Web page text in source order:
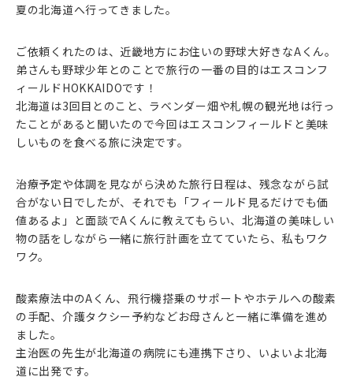
夏の北海道へ行ってきました。
ご依頼くれたのは、近畿地方にお住いの野球大好きなAくん。
弟さんも野球少年とのことで旅行の一番の目的はエスコンフ
ィールドHOKKAIDOです！
北海道は3回目とのこと、ラベンダー畑や札幌の観光地は行っ
たことがあると聞いたので今回はエスコンフィールドと美味
しいものを食べる旅に決定です。
治療予定や体調を見ながら決めた旅行日程は、残念ながら試
合がない日でしたが、それでも「フィールド見るだけでも価
値あるよ」と面談でAくんに教えてもらい、北海道の美味しい
物の話をしながら一緒に旅行計画を立てていたら、私もワク
ワク。
酸素療法中のAくん、飛行機搭乗のサポートやホテルへの酸素
の手配、介護タクシー予約などお母さんと一緒に準備を進め
ました。
主治医の先生が北海道の病院にも連携下さり、いよいよ北海
道に出発です。